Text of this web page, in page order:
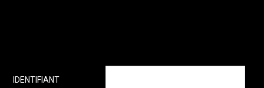
IDENTIFIANT